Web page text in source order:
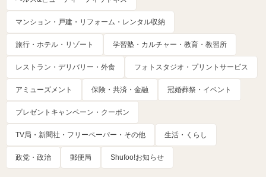
マンション・戸建・リフォーム・レンタル収納
旅行・ホテル・リゾート 学習塾・カルチャー・教育・教習所
レストラン・デリバリー・外食 フォトスタジオ・プリントサービス
アミューズメント 保険・共済・金融 冠婚葬祭・イベント
プレゼントキャンペーン・クーポン
TV局・新聞社・フリーペーパー・その他 生活・くらし
政党・政治 郵便局 Shufoo!お知らせ